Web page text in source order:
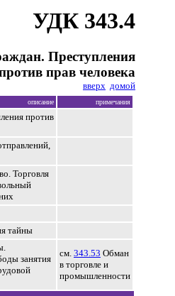
УДК 343.4
Преступления
прав человека
вверх домой
описание примечания
против
Торговля
тайны
занятия
см. 343.53 Обман
в торговле и
промышленности